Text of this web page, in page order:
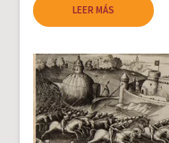
LEER MÁS